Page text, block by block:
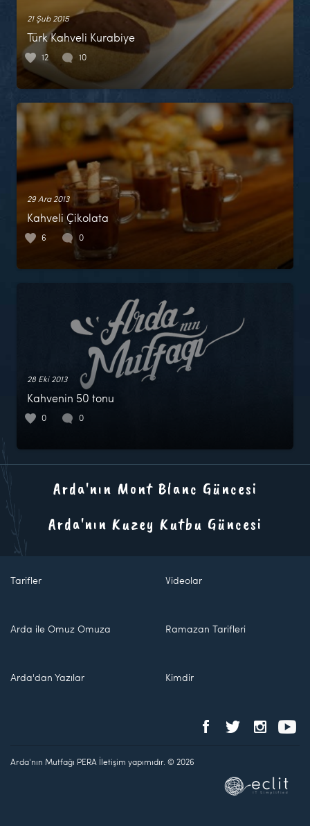
21 Şub 2015
Türk Kahveli Kurabiye
12 10
29 Ara 2013
Kahveli Çikolata
6 0
28 Eki 2013
Kahvenin 50 tonu
0 0
Arda'nın Mont Blanc Güncesi
Arda'nın Kuzey Kutbu Güncesi
Tarifler Videolar
Arda ile Omuz Omuza Ramazan Tarifleri
Arda'dan Yazılar Kimdir
Arda'nın Mutfağı PERA İletişim yapımıdır. © 2026